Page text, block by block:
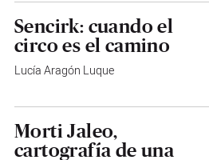
Sencirk: cuando el
circo es el camino
Lucía Aragón Luque
Morti Jaleo,
cartografía de una